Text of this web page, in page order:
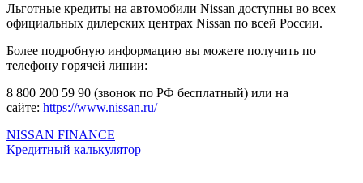
Льготные кредиты на автомобили Nissan доступны во всех
официальных дилерских центрах Nissan по всей России.
Более подробную информацию вы можете получить по
телефону горячей линии:
8 800 200 59 90 (звонок по РФ бесплатный) или на
сайте: https://www.nissan.ru/
NISSAN FINANCE
Кредитный калькулятор